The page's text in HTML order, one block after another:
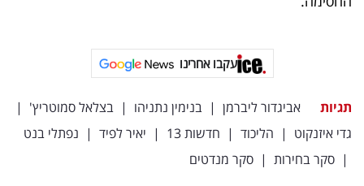
פרסמו
אחרינו:
עקבו אחרינו
תגיות אביגדור ליברמן | בנימין נתניהו | בצלאל סמוטריץ' |
גדי איזנקוט | הליכוד | חדשות 13 | יאיר לפיד | נפתלי בנט
| סקר בחירות | סקר מנדטים